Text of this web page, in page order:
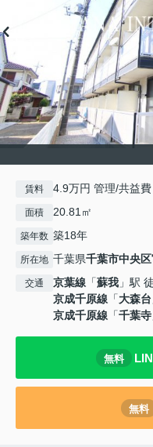
賃料 4.9万円 管理/共益
面積 20.81㎡
築年数 築18年
所在地 千葉県千葉市中央区
交通 京葉線 「蘇我 」駅
京成千原線 「大森台
京成千原線 「千葉寺
無料
無料